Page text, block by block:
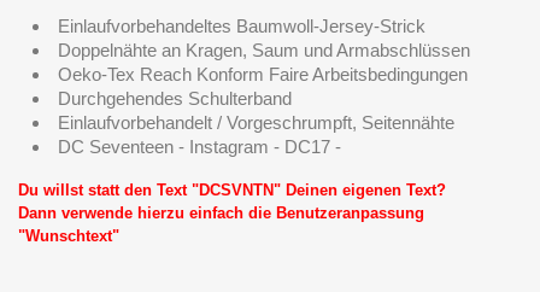
Einlaufvorbehandeltes Baumwoll-Jersey-Strick
Doppelnähte an Kragen, Saum und Armabschlüssen
Oeko-Tex Reach Konform Faire Arbeitsbedingungen
Durchgehendes Schulterband
Einlaufvorbehandelt / Vorgeschrumpft, Seitennähte
DC Seventeen - Instagram - DC17 -
Du willst statt den Text "DCSVNTN" Deinen eigenen Text?
Dann verwende hierzu einfach die Benutzeranpassung
"Wunschtext"